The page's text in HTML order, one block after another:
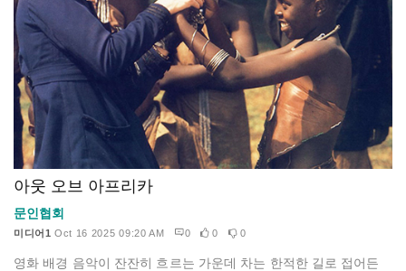
아웃 오브 아프리카
문인협회
미디어1 Oct 16 2025 09:20 AM 0 0 0
영화 배경 음악이 잔잔히 흐르는 가운데 차는 한적한 길로 접어든